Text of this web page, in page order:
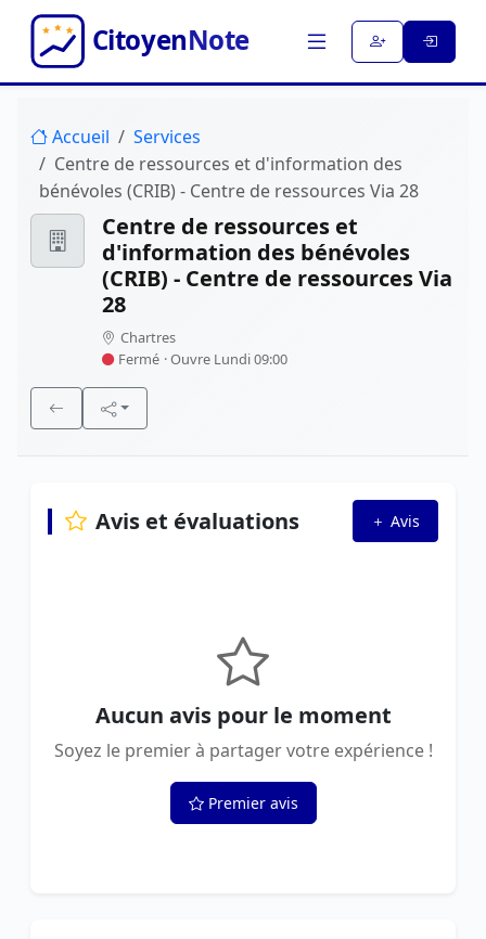
Accueil
Services
Centre de ressources et d'information des
bénévoles (CRIB) - Centre de ressources Via 28
Centre de ressources et
d'information des bénévoles
(CRIB) - Centre de ressources Via
28
Chartres
Fermé · Ouvre Lundi 09:00
Avis et évaluations Avis
Aucun avis pour le moment
Soyez le premier à partager votre expérience !
Premier avis